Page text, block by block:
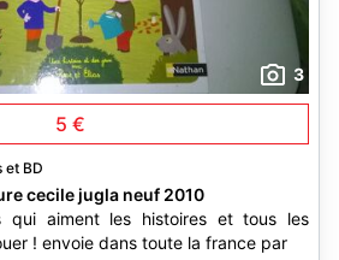
3
5 €
et BD
cecile jugla neuf 2010
qui aiment les histoires et tous les
! envoie dans toute la france par